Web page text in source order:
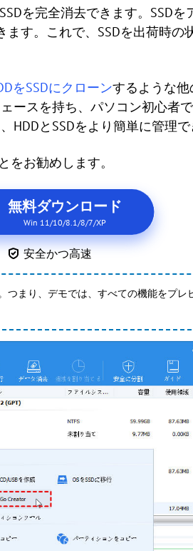
を完全消去できます。SSD
ます。これで、SSDを出荷時
をSSDにクローンするような他
ースを持ち、パソコン初心者で
とSSDをより簡単に管理で
をお勧めします。
無料ダウンロード
Win 11/10/8.1/8/7/XP
安全かつ高速
つまり、デモでは、すべての機能をプレ